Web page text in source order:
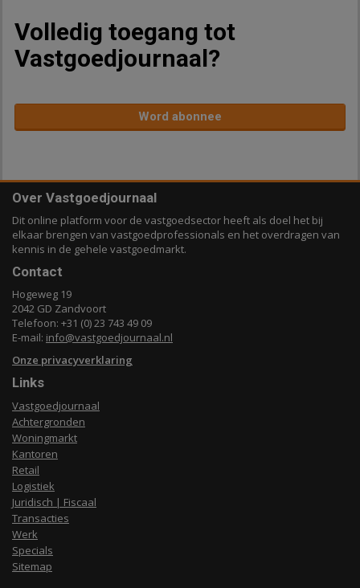
Volledig toegang tot
Vastgoedjournaal?
Word abonnee
Over Vastgoedjournaal
Dit online platform voor de vastgoedsector heeft als doel het bij
elkaar brengen van vastgoedprofessionals en het overdragen van
kennis in de gehele vastgoedmarkt.
Contact
Hogeweg 19
2042 GD Zandvoort
Telefoon: +31 (0) 23 743 49 09
E-mail: info@vastgoedjournaal.nl
Onze privacyverklaring
Links
Vastgoedjournaal
Achtergronden
Woningmarkt
Kantoren
Retail
Logistiek
Juridisch | Fiscaal
Transacties
Werk
Specials
Sitemap